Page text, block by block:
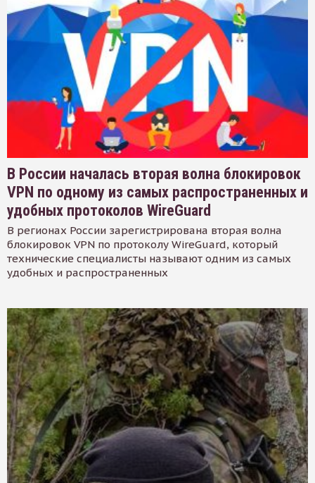
В России началась вторая волна блокировок
VPN по одному из самых распространенных и
удобных протоколов WireGuard
В регионах России зарегистрирована вторая волна
блокировок VPN по протоколу WireGuard, который
технические специалисты называют одним из самых
удобных и распространенных